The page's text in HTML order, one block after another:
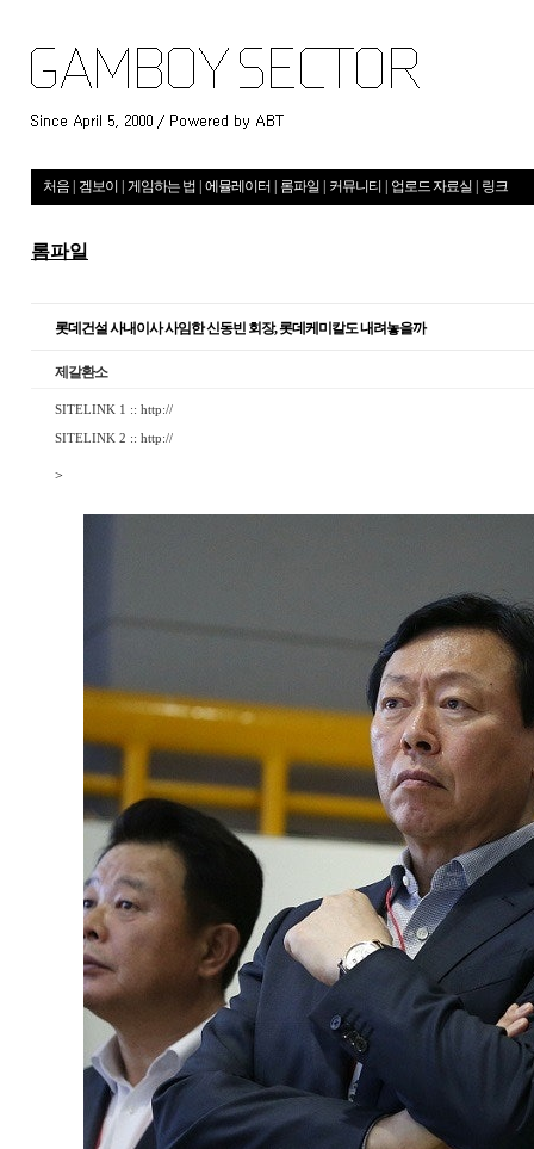
처음 겜보이 게임하는 법 에뮬레이터 롬파일 커뮤니티 업로드 자료실 링크
롬파일
롯데건설 사내이사 사임한 신동빈 회장, 롯데케미칼도 내려놓을까
제갈환소
SITELINK 1 :: http://
SITELINK 2 :: http://
>